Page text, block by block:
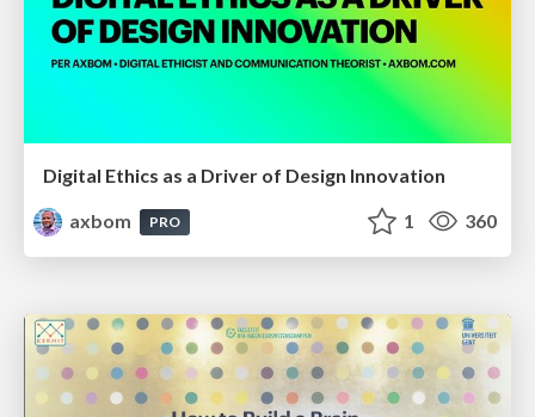
Digital Ethics as a Driver of Design Innovation
axbom
PRO 1 360